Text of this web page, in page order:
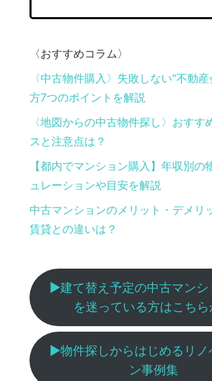
〈おすすめコラム〉
〈中古物件購入〉失敗しない“不動
方7つのポイントを解説
〈地図からの中古物件探し〉おすす
スと注意点は？
【都内でマンション購入】年収別の
ュレーションや目安を解説
中古マンションのメリット・デメリ
賃貸との違いは？
▶︎建て替え予定の中古マンシ
を迷っている方はこちら
▶︎物件探しからはじめるリノ
ン事例集